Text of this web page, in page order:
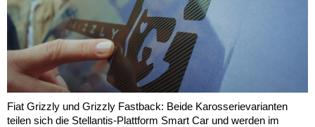
Fiat Grizzly und Grizzly Fastback: Beide Karosserievarianten
teilen sich die Stellantis-Plattform Smart Car und werden im